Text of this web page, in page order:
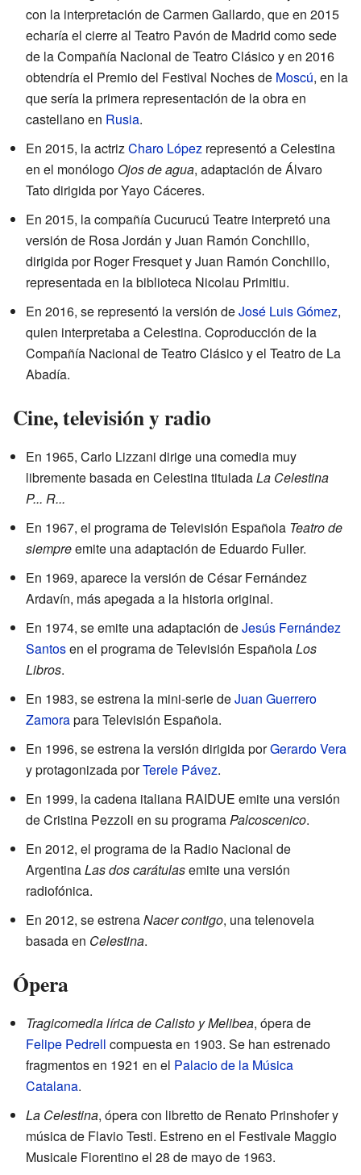
con la interpretación de Carmen Gallardo, que en 2015
echaría el cierre al Teatro Pavón de Madrid como sede
de la Compañía Nacional de Teatro Clásico y en 2016
obtendría el Premio del Festival Noches de Moscú, en la
que sería la primera representación de la obra en
castellano en Rusia.
En 2015, la actrizCharo López representó a Celestina
en el monólogo Ojos de agua, adaptación de Álvaro
Tato dirigida por Yayo Cáceres.
En 2015, la compañía Cucurucú Teatre interpretó una
versión de Rosa Jordán y Juan Ramón Conchillo,
dirigida por Roger Fresquet y Juan Ramón Conchillo,
representada en la biblioteca Nicolau Primitiu.
En 2016, se representó la versión deJosé Luis Gómez,
quien interpretaba a Celestina. Coproducción de la
Compañía Nacional de Teatro Clásico y el Teatro de La
Abadía.
Cine, televisión y radio
En 1965, Carlo Lizzani dirige una comedia muy
libremente basada en Celestina tituladaLa Celestina
P... R...
En 1967, el programa de Televisión Española Teatro de
siempreemite una adaptación de Eduardo Fuller.
En 1969, aparece la versión de César Fernández
Ardavín, más apegada a la historia original.
En 1974, se emite una adaptación deJesús Fernández
Santosen el programa de Televisión EspañolaLos
Libros.
En 1983, se estrena la mini-serie deJuan Guerrero
Zamorapara Televisión Española.
En 1996, se estrena la versión dirigida porGerardo Vera
y protagonizada porTerele Pávez.
En 1999, la cadena italiana RAIDUE emite una versión
de Cristina Pezzoli en su programaPalcoscenico.
En 2012, el programa de la Radio Nacional de
ArgentinaLas dos carátulasemite una versión
radiofónica.
En 2012, se estrenaNacer contigo, una telenovela
basada en Celestina.
Ópera
Tragicomedia lírica de Calisto y Melibea, ópera de
Felipe Pedrell compuesta en 1903. Se han estrenado
fragmentos en 1921 en el Palacio de la Música
Catalana.
La Celestina, ópera con libretto de Renato Prinshofer y
música de Flavio Testi. Estreno en el Festivale Maggio
Musicale Fiorentino el 28 de mayo de 1963.